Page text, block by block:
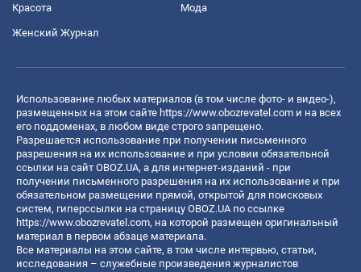
Красота Мода
Женский Журнал
Использование любых материалов (в том числе фото- и видео-),
размещенных на этом сайте https://www.obozrevatel.com и на всех
его поддоменах, в любом виде строго запрещено.
Разрешается использование при получении письменного
разрешения на их использование и при условии обязательной
ссылки на сайт OBOZ.UA, а для интернет-изданий - при
получении письменного разрешения на их использование и при
обязательном размещении прямой, открытой для поисковых
систем, гиперссылки на страницу OBOZ.UA по ссылке
https://www.obozrevatel.com, на которой размещен оригинальный
материал в первом абзаце материала.
Все материалы на этом сайте, в том числе интервью, статьи,
исследования – служебные произведения журналистов